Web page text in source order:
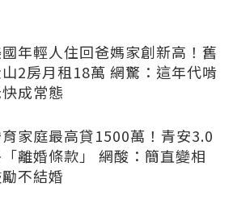
年輕人住回爸媽家創新高！舊
2房月租18萬 網驚：這年代啃
成常態
家庭最高貸1500萬！青安3.0
離婚條款」 網酸：簡直變相
不結婚